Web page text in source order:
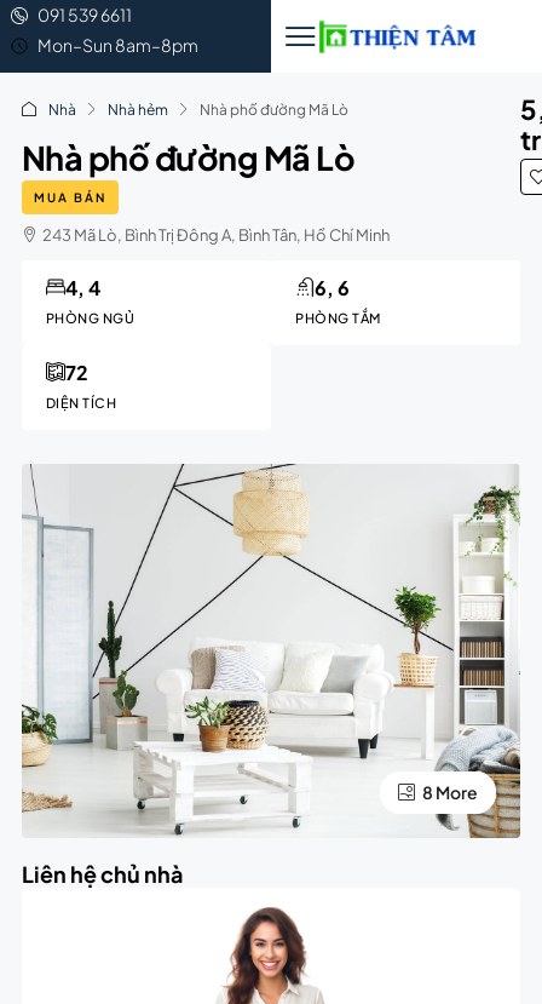
091 539 6611
Mon–Sun 8am–8pm
Nhà Nhà hẻm Nhà phố đường Mã Lò
Nhà phố đường Mã Lò
MUA BÁN
243 Mã Lò, Bình Trị Đông A, Bình Tân, Hồ Chí Minh
PHÒNG NGỦ
4, 4
PHÒNG TẮM
6, 6
DIỆN TÍCH
72
4 More
8 More
Liên hệ chủ nhà